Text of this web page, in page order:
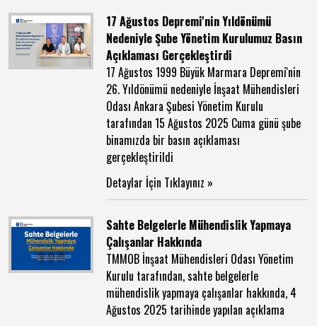
17 Ağustos Depremi'nin Yıldönümü
Nedeniyle Şube Yönetim Kurulumuz Basın
Açıklaması Gerçekleştirdi
17 Ağustos 1999 Büyük Marmara Depremi'nin
26. Yıldönümü nedeniyle İnşaat Mühendisleri
Odası Ankara Şubesi Yönetim Kurulu
tarafından 15 Ağustos 2025 Cuma günü şube
binamızda bir basın açıklaması
gerçekleştirildi
Detaylar İçin Tıklayınız »
Sahte Belgelerle Mühendislik Yapmaya
Çalışanlar Hakkında
TMMOB İnşaat Mühendisleri Odası Yönetim
Kurulu tarafından, sahte belgelerle
mühendislik yapmaya çalışanlar hakkında, 4
Ağustos 2025 tarihinde yapılan açıklama